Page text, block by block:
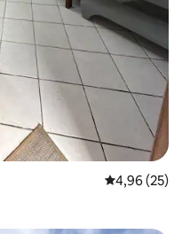
Prosječna
4,96 (25)